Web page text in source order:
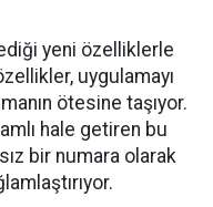
yeni özelliklerle
uygulamayı
ötesine taşıyor.
hale getiren bu
bir numara olarak